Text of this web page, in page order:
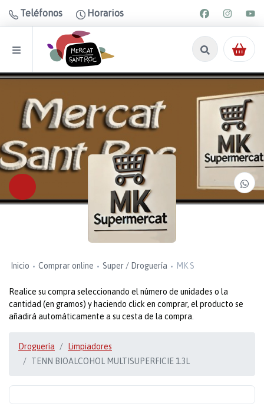
Teléfonos Horarios
Inicio Comprar online Super / Droguería MK S
Realice su compra seleccionando el número de unidades o la
cantidad (en gramos) y haciendo click en comprar, el producto se
añadirá automáticamente a su cesta de la compra.
Droguería
Limpiadores
TENN BIOALCOHOL MULTISUPERFICIE 1.3L